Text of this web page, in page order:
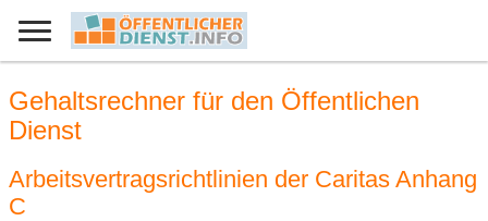
Gehaltsrechner für den Öffentlichen
Dienst
Arbeitsvertragsrichtlinien der Caritas Anhang
C